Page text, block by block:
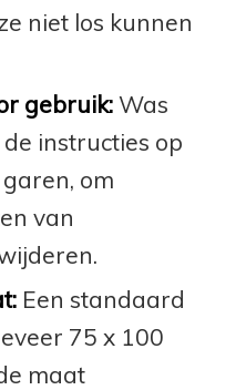
niet los kunnen
gebruik:Was
instructies op
om
van
Een standaard
75 x 100
maat